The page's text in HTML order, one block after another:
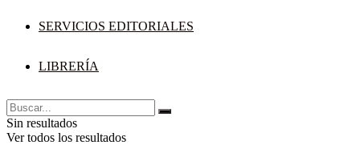
SERVICIOS EDITORIALES
LIBRERÍA
Sin resultados
Ver todos los resultados